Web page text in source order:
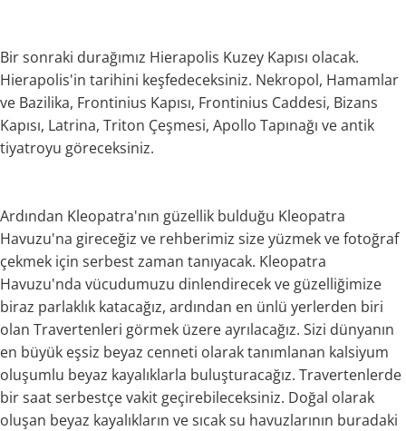
Bir sonraki durağımız Hierapolis Kuzey Kapısı olacak.
Hierapolis'in tarihini keşfedeceksiniz. Nekropol, Hamamlar
ve Bazilika, Frontinius Kapısı, Frontinius Caddesi, Bizans
Kapısı, Latrina, Triton Çeşmesi, Apollo Tapınağı ve antik
tiyatroyu göreceksiniz.
Ardından Kleopatra'nın güzellik bulduğu Kleopatra
Havuzu'na gireceğiz ve rehberimiz size yüzmek ve fotoğraf
çekmek için serbest zaman tanıyacak. Kleopatra
Havuzu'nda vücudumuzu dinlendirecek ve güzelliğimize
biraz parlaklık katacağız, ardından en ünlü yerlerden biri
olan Travertenleri görmek üzere ayrılacağız. Sizi dünyanın
en büyük eşsiz beyaz cenneti olarak tanımlanan kalsiyum
oluşumlu beyaz kayalıklarla buluşturacağız. Travertenlerde
bir saat serbestçe vakit geçirebileceksiniz. Doğal olarak
oluşan beyaz kayalıkların ve sıcak su havuzlarının buradaki